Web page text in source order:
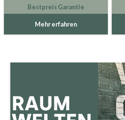
Bestpreis Garantie
Mehr erfahren